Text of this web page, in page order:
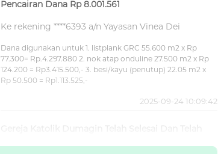
Pencairan Dana Rp 8.001.561
Ke rekening ****6393 a/n Yayasan Vinea Dei
Dana digunakan untuk 1. listplank GRC 55.600 m2 x Rp
77.300= Rp.4.297.880 2. nok atap onduline 27.500 m2 x Rp
124.200 = Rp3.415.500,- 3. besi/kayu (penutup) 22.05 m2 x
Rp 50.500 = Rp1.113.525,-
2025-09-24 10:09:42